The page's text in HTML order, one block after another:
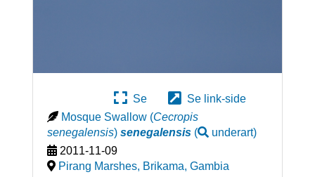
Se
Se link-side
Mosque Swallow (Cecropis
senegalensis) senegalensis( underart)
2011-11-09
Pirang Marshes, Brikama, Gambia